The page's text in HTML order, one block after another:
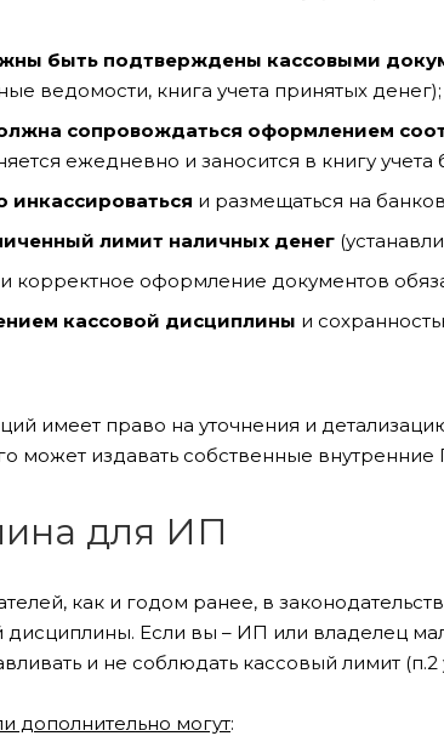
быть подтверждены кассовыми
ведомости, книга учета принятых денег);
сопровождаться оформлением
ежедневно и заносится в книгу учета
инкассироваться и размещаться на
лимит наличных денег
и корректное оформление документов
кассовой дисциплины и
имеет право на уточнения и
может издавать собственные
для ИП
как и годом ранее, в
Если вы – ИП или владелец
и не соблюдать кассовый лимит
дополнительно могут: